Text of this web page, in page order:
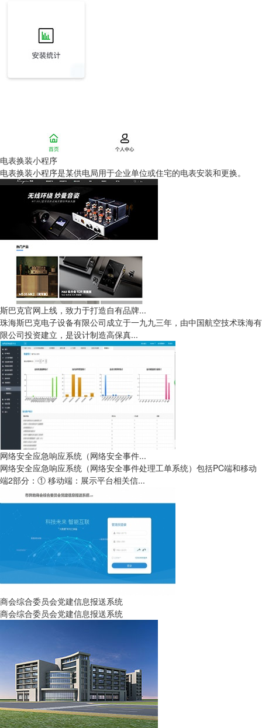
电表换装小程序
电表换装小程序是某供电局用于企业单位或住宅的电表安装和更换。
斯巴克官网上线，致力于打造自有品牌...
珠海斯巴克电子设备有限公司成立于一九九三年，由中国航空技术珠海有
限公司投资建立，是设计制造高保真...
网络安全应急响应系统（网络安全事件...
网络安全应急响应系统（网络安全事件处理工单系统）包括PC端和移动
端2部分：① 移动端：展示平台相关信...
商会综合委员会党建信息报送系统
商会综合委员会党建信息报送系统